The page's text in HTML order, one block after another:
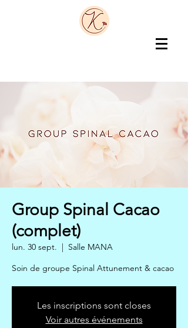
Group Spinal Cacao
(complet)
lun. 30 sept.
  |
Salle MANA
Soin de groupe Spinal Attunement & cacao
Les inscriptions sont closes
Voir autres événements